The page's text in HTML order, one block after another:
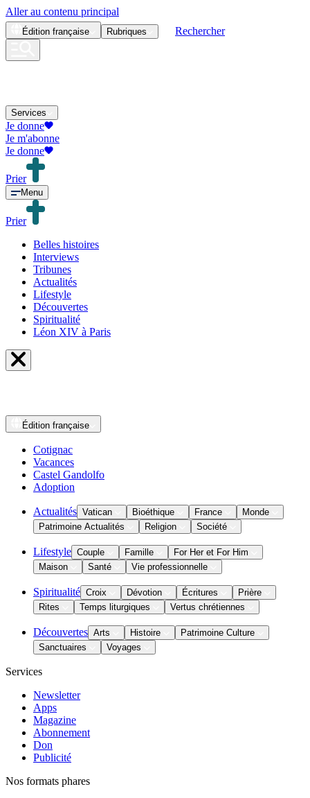
Aller au contenu principal
Édition française Rubriques Rechercher
Services
Je donne
Je m'abonne
Je donne
Prier
Menu
Prier
Belles histoires
Interviews
Tribunes
Actualités
Lifestyle
Découvertes
Spiritualité
Léon XIV à Paris
Édition française
Cotignac
Vacances
Castel Gandolfo
Adoption
Actualités Vatican Bioéthique France
Monde
Patrimoine Actualités
Religion Société
Lifestyle Couple Famille
For Her et For Him
Maison
Santé Vie professionnelle
Spiritualité Croix Dévotion Écritures
Prière
Rites
Temps liturgiques Vertus chrétiennes
Découvertes Arts Histoire
Patrimoine Culture
Sanctuaires
Voyages
Services
Newsletter
Apps
Magazine
Abonnement
Don
Publicité
Nos formats phares